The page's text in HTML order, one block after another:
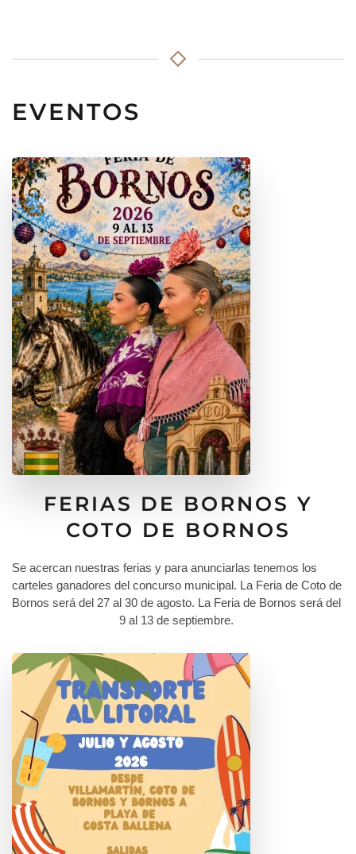
EVENTOS
FERIAS DE BORNOS Y
COTO DE BORNOS
Se acercan nuestras ferias y para anunciarlas tenemos los
carteles ganadores del concurso municipal. La Feria de Coto de
Bornos será del 27 al 30 de agosto. La Feria de Bornos será del
9 al 13 de septiembre.